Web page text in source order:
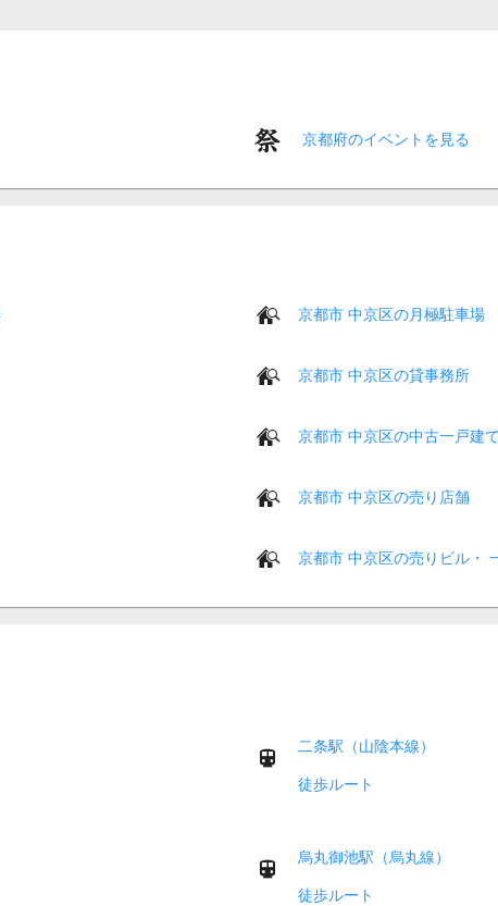
京都府のイベントを見る
京都市 中京区の月極駐車場
京都市 中京区の貸事務所
京都市 中京区の中古一戸建
京都市 中京区の売り店舗
京都市 中京区の売りビル・
二条駅（山陰本線）
徒歩ルート
烏丸御池駅（烏丸線）
徒歩ルート